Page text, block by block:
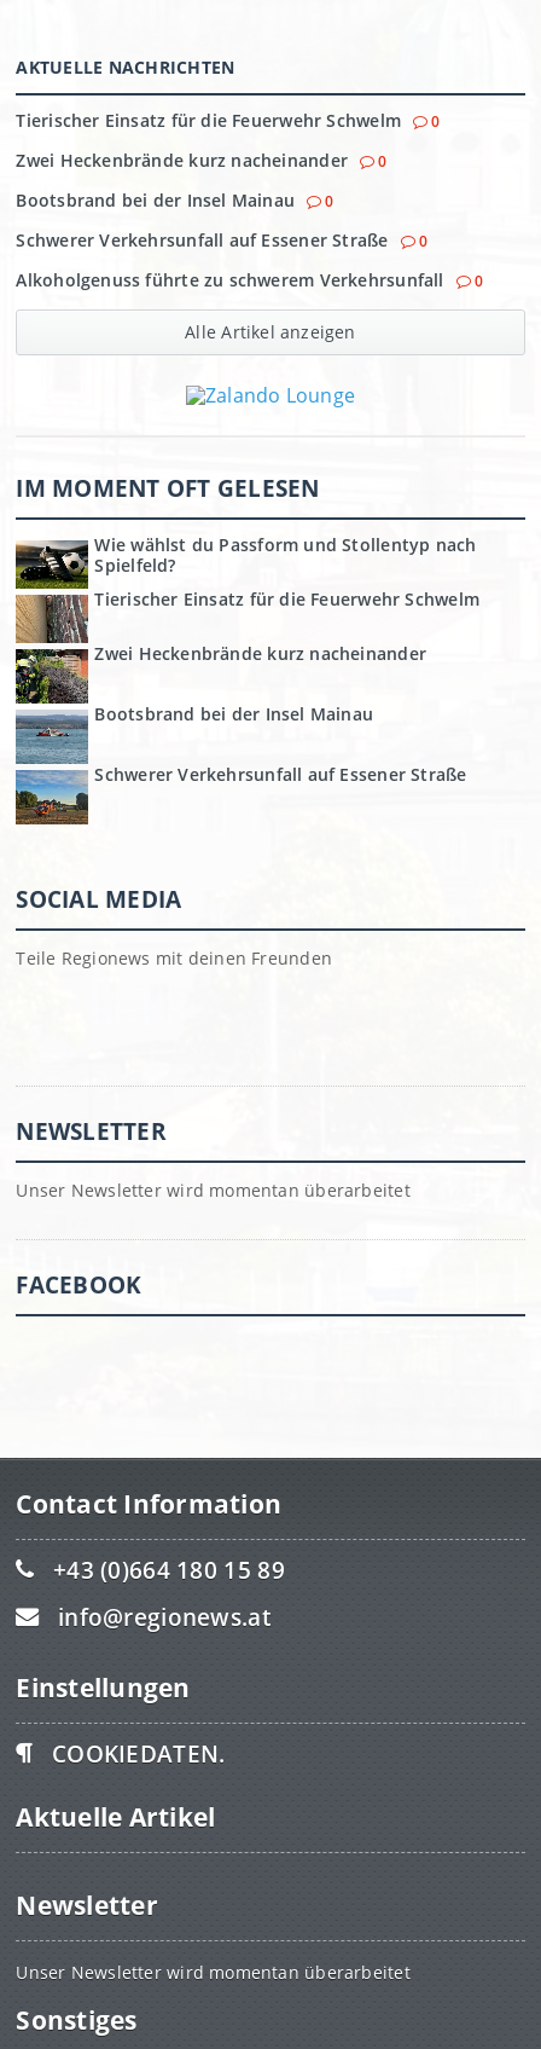
AKTUELLE NACHRICHTEN
Tierischer Einsatz für die Feuerwehr Schwelm 0
Zwei Heckenbrände kurz nacheinander 0
Bootsbrand bei der Insel Mainau 0
Schwerer Verkehrsunfall auf Essener Straße 0
Alkoholgenuss führte zu schwerem Verkehrsunfall 0
Alle Artikel anzeigen
IM MOMENT OFT GELESEN
Wie wählst du Passform und Stollentyp nach
Spielfeld?
Tierischer Einsatz für die Feuerwehr Schwelm
Zwei Heckenbrände kurz nacheinander
Bootsbrand bei der Insel Mainau
Schwerer Verkehrsunfall auf Essener Straße
SOCIAL MEDIA
Teile Regionews mit deinen Freunden
NEWSLETTER
Unser Newsletter wird momentan überarbeitet
FACEBOOK
Contact Information
+43 (0)664 180 15 89
info@regionews.at
Einstellungen
COOKIEDATEN.
Aktuelle Artikel
Newsletter
Unser Newsletter wird momentan überarbeitet
Sonstiges